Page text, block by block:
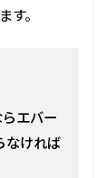
す。
エバー
なければ